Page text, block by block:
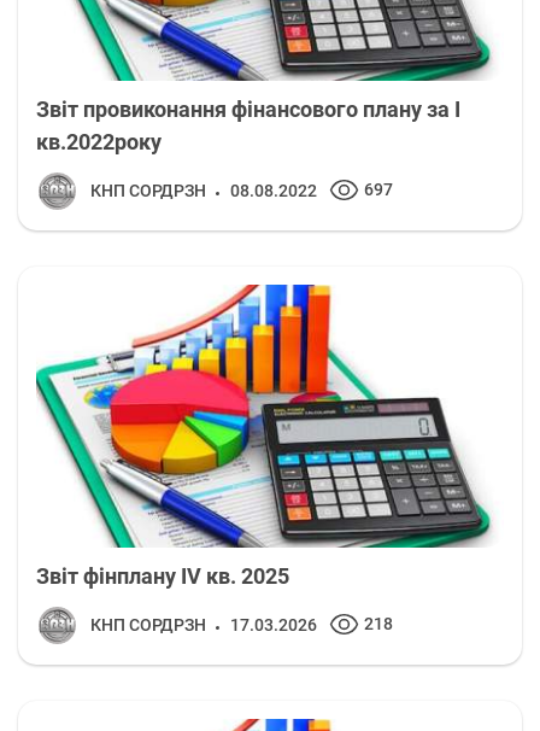
Звіт провиконання фінансового плану за I
кв.2022року
КНП СОРДРЗН 08.08.2022 697
Звіт фінплану IV кв. 2025
КНП СОРДРЗН 17.03.2026 218